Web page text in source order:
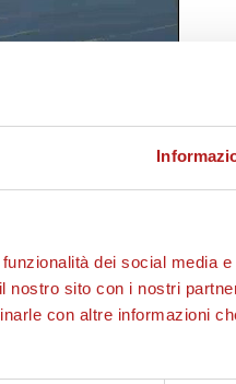
dei social media
nostro sito con i nostri
con altre informazioni